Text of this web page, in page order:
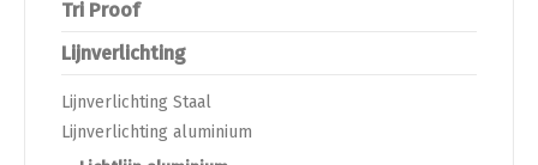
schroeven en
bekabeling in elkaar te
Tri Proof
Lijnverlichting
Lijnverlichting Staal
Lijnverlichting aluminium